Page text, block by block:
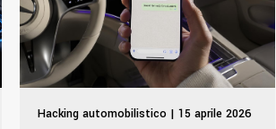
Hacking automobilistico | 15 aprile 2026